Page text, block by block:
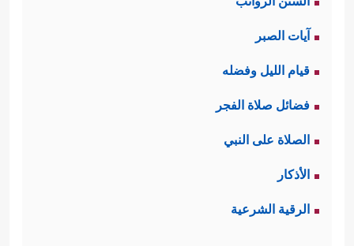
آيات الصبر
قيام الليل وفضله
فضائل صلاة الفجر
الصلاة على النبي
الأذكار
الرقية الشرعية